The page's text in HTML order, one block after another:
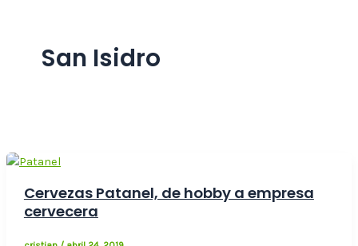
San Isidro
Cervezas Patanel, de hobby a empresa
cervecera